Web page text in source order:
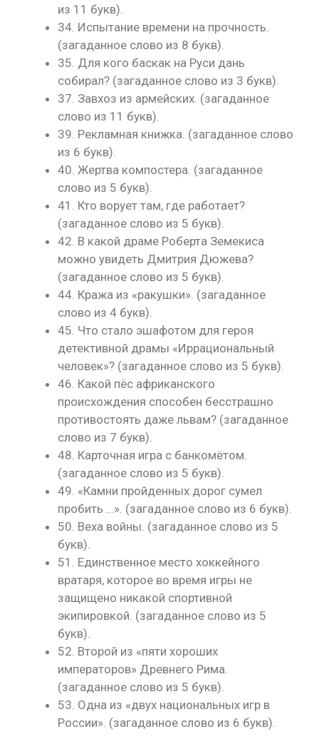
из 11 букв).
34. Испытание времени на прочность.
(загаданное слово из 8 букв).
35. Для кого баскак на Руси дань
собирал? (загаданное слово из 3 букв).
37. Завхоз из армейских. (загаданное
слово из 11 букв).
39. Рекламная книжка. (загаданное слово
из 6 букв).
40. Жертва компостера. (загаданное
слово из 5 букв).
41. Кто ворует там, где работает?
(загаданное слово из 5 букв).
42. В какой драме Роберта Земекиса
можно увидеть Дмитрия Дюжева?
(загаданное слово из 5 букв).
44. Кража из «ракушки». (загаданное
слово из 4 букв).
45. Что стало эшафотом для героя
детективной драмы «Иррациональный
человек»? (загаданное слово из 5 букв).
46. Какой пёс африканского
происхождения способен бесстрашно
противостоять даже львам? (загаданное
слово из 7 букв).
48. Карточная игра с банкомётом.
(загаданное слово из 5 букв).
49. «Камни пройденных дорог сумел
пробить …». (загаданное слово из 6 букв).
50. Веха войны. (загаданное слово из 5
букв).
51. Единственное место хоккейного
вратаря, которое во время игры не
защищено никакой спортивной
экипировкой. (загаданное слово из 5
букв).
52. Второй из «пяти хороших
императоров» Древнего Рима.
(загаданное слово из 5 букв).
53. Одна из «двух национальных игр в
России». (загаданное слово из 6 букв).